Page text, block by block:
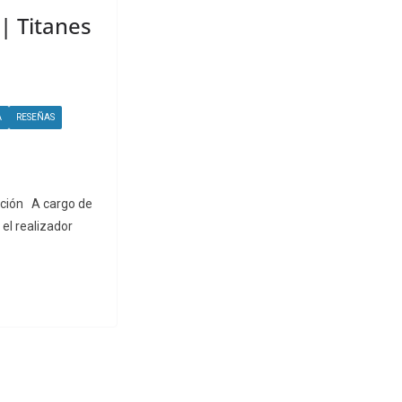
Titanes
RESEÑAS
A cargo de
realizador